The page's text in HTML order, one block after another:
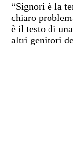
“Signori è la
chiaro
è il testo di
altri genitori